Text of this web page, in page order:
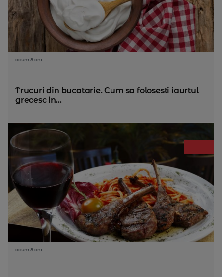
acum 8 ani
Trucuri din bucatarie. Cum sa folosesti iaurtul
grecesc in...
acum 8 ani